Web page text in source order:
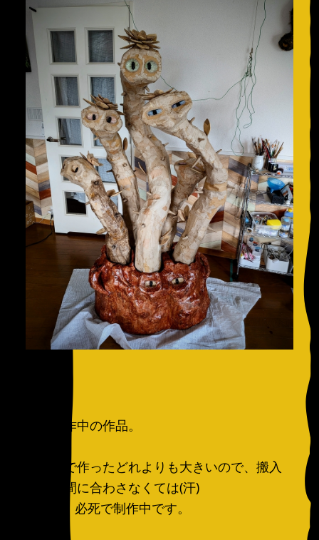
現在製作中の作品。
これまで作ったどれよりも大きいので、搬入
までに間に合わさなくては(汗)
...と今、必死で制作中です。